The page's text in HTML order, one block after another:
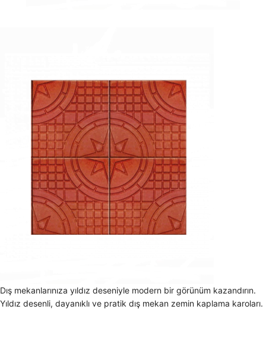
Dış mekanlarınıza yıldız deseniyle modern bir görünüm kazandırın.
Yıldız desenli, dayanıklı ve pratik dış mekan zemin kaplama karoları.